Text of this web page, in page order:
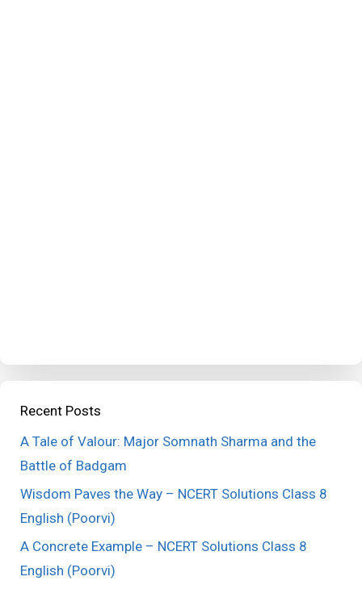
Recent Posts
A Tale of Valour: Major Somnath Sharma and the
Battle of Badgam
Wisdom Paves the Way – NCERT Solutions Class 8
English (Poorvi)
A Concrete Example – NCERT Solutions Class 8
English (Poorvi)